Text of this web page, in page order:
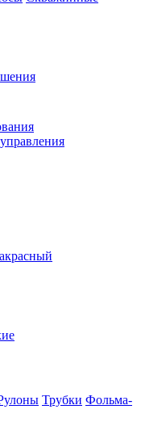
Трубки Фольма-